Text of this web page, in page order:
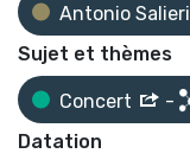
Antonio Salieri
Sujet et thèmes
Concert -
Datation